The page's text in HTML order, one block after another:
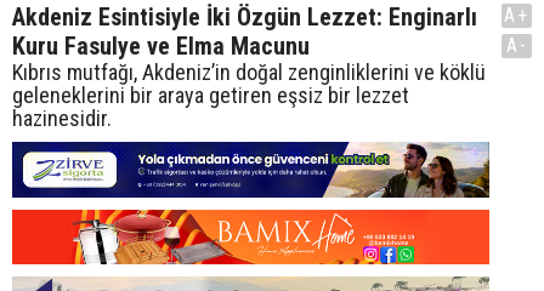
Akdeniz Esintisiyle İki Özgün Lezzet: Enginarlı
Kuru Fasulye ve Elma Macunu
Kıbrıs mutfağı, Akdeniz’in doğal zenginliklerini ve köklü
geleneklerini bir araya getiren eşsiz bir lezzet
hazinesidir.
A+
A-